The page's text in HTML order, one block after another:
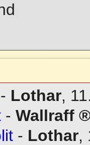
Lothar,
- Wallraff
- Lothar,